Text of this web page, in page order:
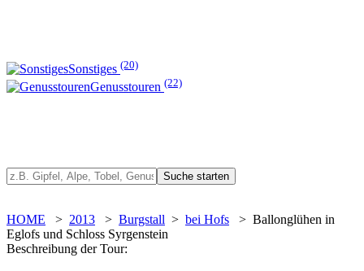
Sonstiges (20)
Genusstouren (22)
HOME > 2013 > Burgstall > bei Hofs > Ballonglühen in
Eglofs und Schloss Syrgenstein
Beschreibung der Tour: